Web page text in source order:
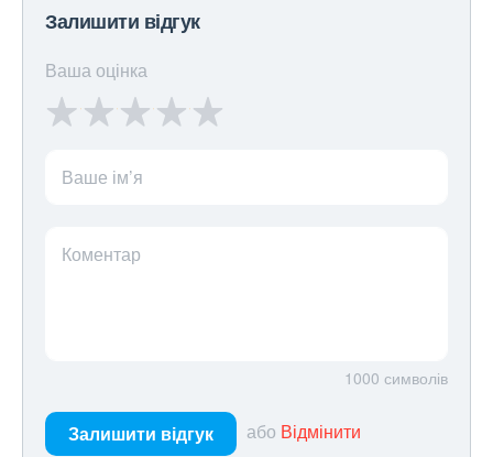
Залишити відгук
Ваша оцінка
Ваше ім’я
Коментар
1000 символів
Залишити відгук або Відмінити